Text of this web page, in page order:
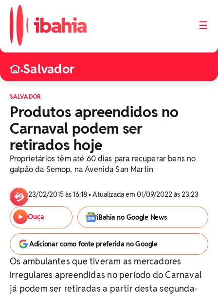
☰
•Salvador
SALVADOR
Produtos apreendidos no
Carnaval podem ser
retirados hoje
Proprietários têm até 60 dias para recuperar bens no
galpão da Semop, na Avenida San Martin
23/02/2015 às 16:18 • Atualizada em 01/09/2022 às 23:23
Ouça iBahia no Google News
Adicionar como fonte preferida no Google
Os ambulantes que tiveram as mercadores
irregulares apreendidas no período do Carnaval
já podem ser retiradas a partir desta segunda-